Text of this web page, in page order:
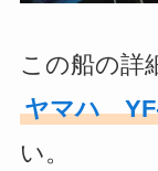
この船の
ヤマハ
い。